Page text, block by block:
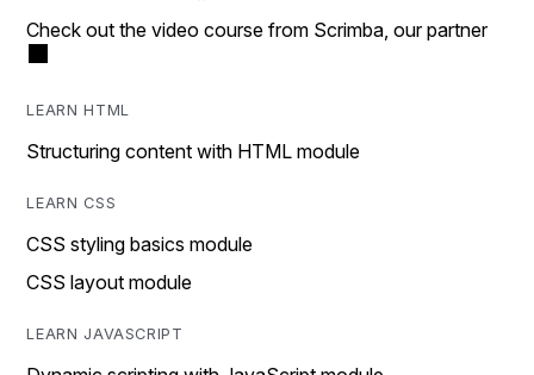
Check out the video course from Scrimba, our partner
LEARN HTML
Structuring content with HTML module
LEARN CSS
CSS styling basics module
CSS layout module
LEARN JAVASCRIPT